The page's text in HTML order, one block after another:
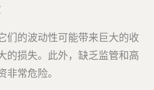
们的波动性可能带来巨大的收
的损失。此外，缺乏监管和高
常危险。